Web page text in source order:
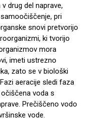
drug del naprave,
pri
snovi pretvorijo
ki tvorijo
mora
imeti ustrezno
zato se v biološki
aeracije sledi faza
voda s
Prečiščeno vodo
vode.